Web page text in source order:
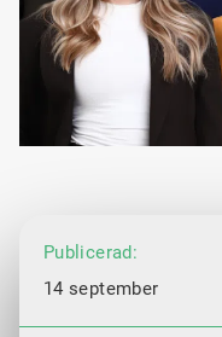
Publicerad:
14 september